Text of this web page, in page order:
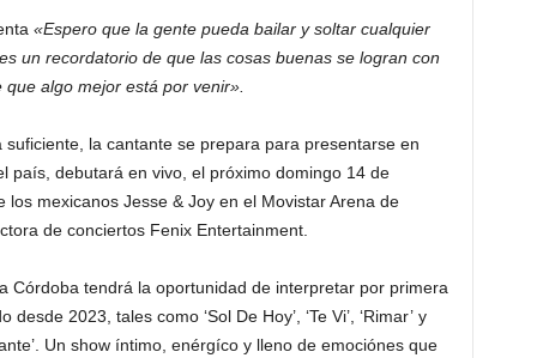
«Espero que la gente pueda bailar y soltar cualquier
un recordatorio de que las cosas buenas se logran con
algo mejor está por venir».
suficiente, la cantante se prepara para presentarse en
país, debutará en vivo, el próximo domingo 14 de
mexicanos Jesse & Joy en el Movistar Arena de
de conciertos Fenix Entertainment.
Córdoba tendrá la oportunidad de interpretar por primera
2023, tales como ‘Sol De Hoy’, ‘Te Vi’, ‘Rimar’ y
Un show íntimo, enérgíco y lleno de emociónes que